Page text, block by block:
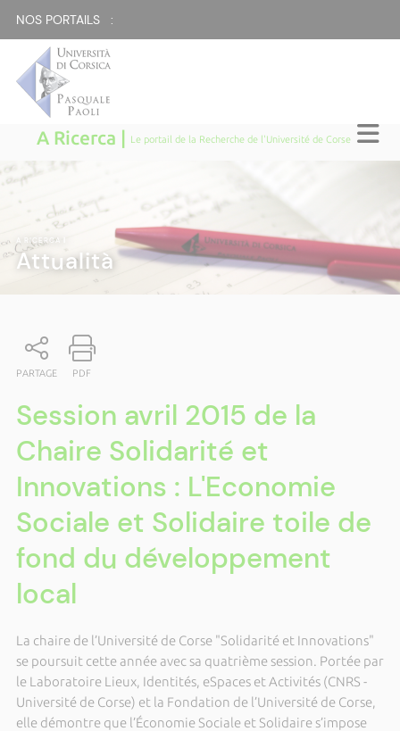
NOS PORTAILS :
A Ricerca | Le portail de la Recherche de l'Université de Corse
A RICERCA
Attualità
PARTAGE PDF
Session avril 2015 de la
Chaire Solidarité et
Innovations : L'Economie
Sociale et Solidaire toile de
fond du développement
local
La chaire de l’Université de Corse "Solidarité et Innovations"
se poursuit cette année avec sa quatrième session. Portée par
le Laboratoire Lieux, Identités, eSpaces et Activités (CNRS -
Université de Corse) et la Fondation de l’Université de Corse,
elle démontre que l’Économie Sociale et Solidaire s’impose